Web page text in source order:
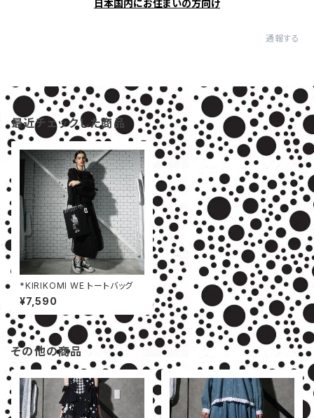
日本国内にお住まいの方向け
通報する
最近チェックした商品
*KIRIKOMI WE トートバッグ
¥7,590
その他の商品